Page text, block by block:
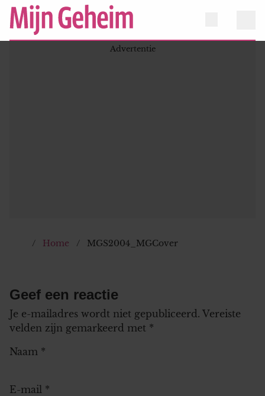
Home MGS2004_MGCover
Geef een reactie
Je e-mailadres wordt niet gepubliceerd. Vereiste
velden zijn gemarkeerd met *
Naam *
E-mail *